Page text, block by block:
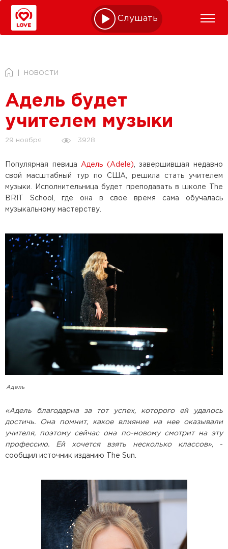
Слушать online
НОВОСТИ
Адель будет
учителем музыки
29 ноября 3928
Популярная певица Адель (Adele) , завершившая недавно
свой масштабный тур по США, решила стать учителем
музыки. Исполнительница будет преподавать в школе The
BRIT School, где она в свое время сама обучалась
музыкальному мастерству.
Адель
«Адель благодарна за тот успех, которого ей удалось
достичь. Она помнит, какое влияние на нее оказывали
учителя, поэтому сейчас она по-новому смотрит на эту
профессию. Ей хочется взять несколько классов», -
сообщил источник изданию The Sun.